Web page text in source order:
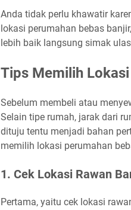
Anda tidak perlu khawatir
lokasi perumahan bebas
lebih baik langsung simak
Tips Memilih
Sebelum membeli atau
Selain tipe rumah, jarak dari
dituju tentu menjadi bahan
memilih lokasi perumahan
1. Cek Lokasi Rawan
Pertama, yaitu cek lokasi